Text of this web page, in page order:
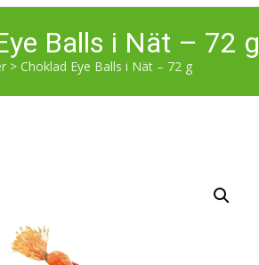
Balls i Nät – 72 g
> Choklad Eye Balls i Nät – 72 g